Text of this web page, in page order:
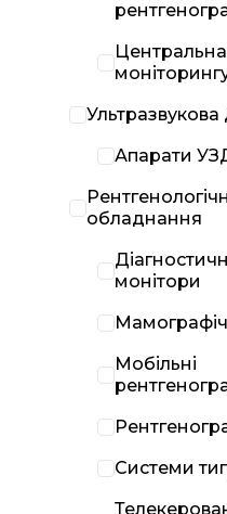
Центральна
Ультразвукова
Апарати
обладнання
монітори
Мобільні
Системи